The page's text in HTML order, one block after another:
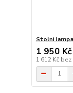
Stolní
1 950 Kč
1 612 Kč bez